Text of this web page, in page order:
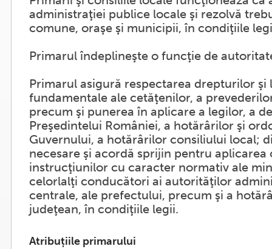
administraţiei publice locale şi rezolvă
comune, oraşe şi municipii, în condiţiile
Primarul îndeplineşte o funcţie de
Primarul asigură respectarea drepturilor
fundamentale ale cetăţenilor, a
precum şi punerea în aplicare a legilor, a
Preşedintelui României, a hotărârilor şi
Guvernului, a hotărârilor consiliului local;
necesare şi acordă sprijin pentru aplicarea
instrucţiunilor cu caracter normativ ale
celorlalţi conducători ai autorităţilor
centrale, ale prefectului, precum şi a
judeţean, în condiţiile legii.
Atribuțiile primarului